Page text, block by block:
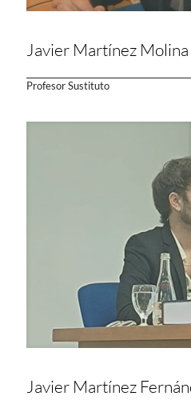
Javier Martínez Molina
Profesor Sustituto
Javier Martínez